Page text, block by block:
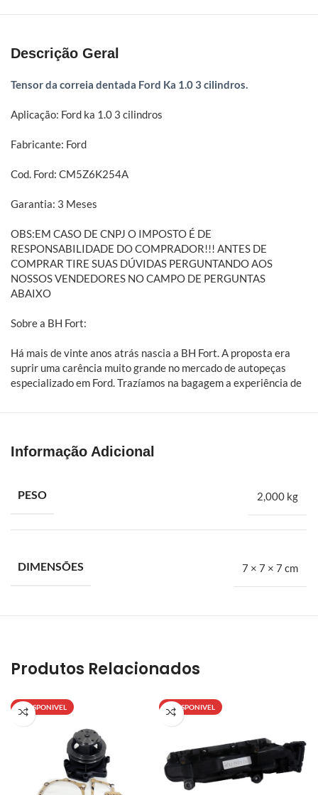
Descrição Geral
Tensor da correia dentada Ford Ka 1.0 3 cilindros.
Aplicação: Ford ka 1.0 3 cilindros
Fabricante: Ford
Cod. Ford: CM5Z6K254A
Garantia: 3 Meses
OBS:EM CASO DE CNPJ O IMPOSTO É DE
RESPONSABILIDADE DO COMPRADOR!!! ANTES DE
COMPRAR TIRE SUAS DÚVIDAS PERGUNTANDO AOS
NOSSOS VENDEDORES NO CAMPO DE PERGUNTAS
ABAIXO
Sobre a BH Fort:
Há mais de vinte anos atrás nascia a BH Fort. A proposta era
suprir uma carência muito grande no mercado de autopeças
especializado em Ford. Trazíamos na bagagem a experiência de
especialista em peças automotivas para veículos leves, médios
Tensor da correia dentada Ford Ka 1.0 3 cilindros.
Informação Adicional
PESO 2,000 kg
DIMENSÕES 7 × 7 × 7 cm
Produtos Relacionados
INDISPONIVEL INDISPONIVEL